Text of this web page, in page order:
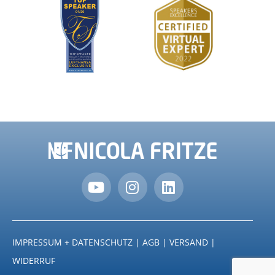
IMPRESSUM + DATENSCHUTZ | AGB | VERSAND |
WIDERRUF